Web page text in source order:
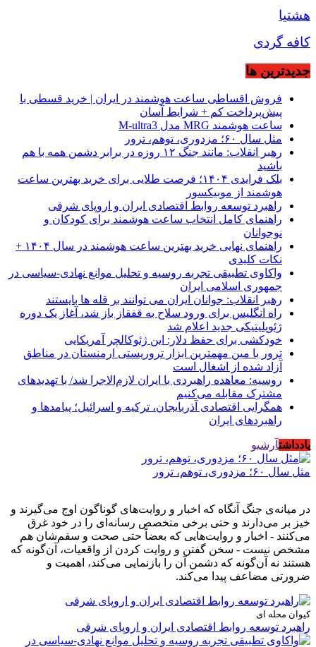
هشتیا
کافه گردی
جديدترين ها
فروش اقساطی ساعت هوشمند در ایران | خرید قسطی با
پیش‌پرداخت کم + شرایط آسان
ساعت هوشمند MRG مدل M-ultra3
مثل سال ۶۰؛ مزدوری، توهم، ترور
رهبر انقلاب: مانند جنگ ۱۲ روزه در برابر دشمن همه با هم
باشید
بلک فرایدی ۱۴۰۴؛ فرصت طلایی برای خرید بهترین ساعت
هوشمند از موبیکسور
راهبرد توسعه روابط اقتصادی ایران و اروپای شرقی
راهنمای کامل انتخاب ساعت هوشمند برای کودکان و
نوجوانان
راهنمای نهایی خرید بهترین ساعت هوشمند در سال ۱۴۰۴ +
نکات کلیدی
واکاوی تطبیقی تجربه روسیه و تحلیل موانع نهادی-سیاسی در
جمهوری اسلامی ایران
رهبر انقلاب: جوانان ایران می توانند بر قله ها بایستند
راه انگلیس برای ورود سلاح به قفقاز باز شد، آغاز یک دوره
ژئوپلیتیکی جدید اعلام شد
خودکشی برای حفظ دلار: این ژئوکالچر آمریکایی
ترور با مین مهمترین ابزار تروریستی ارمنستان در مناطق
آزاد شده از اشغال است
روسیه: معاهده راهبردی با ایران لازم‌الاجرا شد/ با تهدیدهای
مشترک مقابله می‌کنیم
همگرایی اقتصادی آذربایجان، ترکیه و اسرائیل؛ پیامدها و
راهبردهای ایران
یادداشتآرشیو
مثل سال ۶۰؛ مزدوری، توهم، ترور
در میانه‌ی جنگ آنگاه که اخبار و روایت‌های گوناگون اوج می‌گیرند و
خیز بر می‌دارند و حتی برخی متخصص رسانه‌ای را در خود غرق
می‌کنند - اخبار و روایت‌هایی که بعضاً حتی صحت و سقم‌شان هم
مشخص نیست - سخن گفتن و روایت کردن از واقعیات، آن‌گونه که
هستند نه آن‌گونه که دشمن آن را بازنمایی می‌کند، اهمیت و
ضرورتی مضاعف پیدا می‌کند.
کیوان محله ای
راهبرد توسعه روابط اقتصادی ایران و اروپای شرقی